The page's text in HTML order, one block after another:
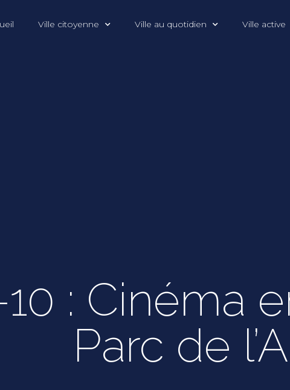
Ville citoyenne Ville au quotidien Ville active
: Cinéma
Parc de